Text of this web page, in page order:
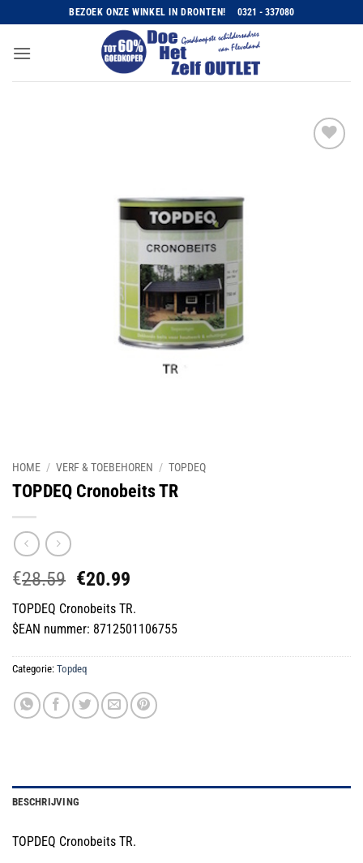
naar
inhoud
BEZOEK ONZE WINKEL IN DRONTEN! 0321 - 337080
HOME / VERF & TOEBEHOREN / TOPDEQ
TOPDEQ Cronobeits TR
€28.59 Oorspronkelijke
prijs
was:
€28.59.
€20.99
prijs
is:
€20.99.
TOPDEQ Cronobeits TR.
$EAN nummer: 8712501106755
Categorie: Topdeq
BESCHRIJVING
TOPDEQ Cronobeits TR.